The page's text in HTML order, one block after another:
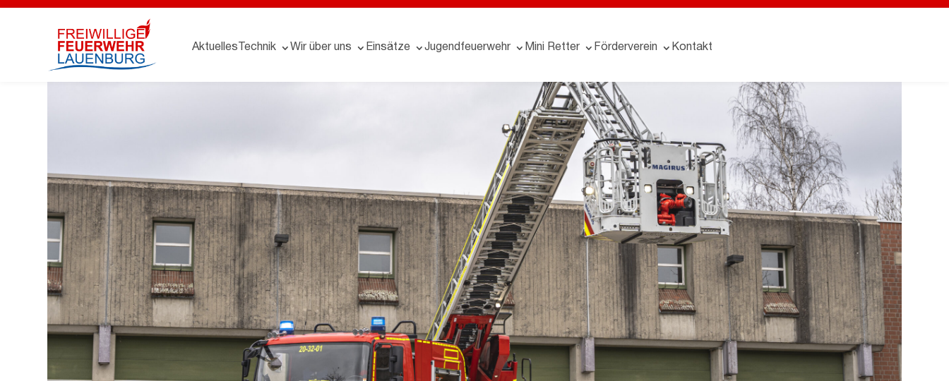
Aktuelles Technik Wir über uns Einsätze Jugendfeuerwehr Mini Retter Förderverein Kontakt